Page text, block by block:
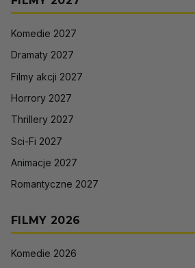
Komedie 2027
Dramaty 2027
Filmy akcji 2027
Horrory 2027
Thrillery 2027
Sci-Fi 2027
Animacje 2027
Romantyczne 2027
FILMY 2026
Komedie 2026